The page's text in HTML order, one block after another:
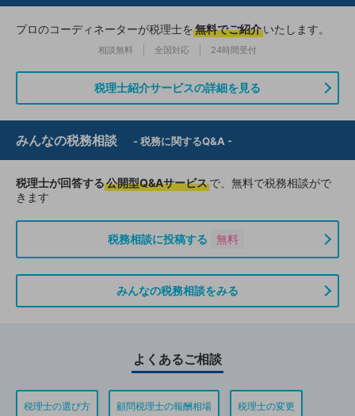
プロのコーディネーターが税理士を無料でご紹介いたします。
相談無料 全国対応 24時間受付
税理士紹介サービスの詳細を見る
みんなの税務相談 - 税務に関するQ&A -
税理士が回答する公開型Q&Aサービスで、無料で税務相談がで
きます
税務相談に投稿する 無料
みんなの税務相談をみる
よくあるご相談
税理士の選び方 顧問税理士の報酬相場 税理士の変更